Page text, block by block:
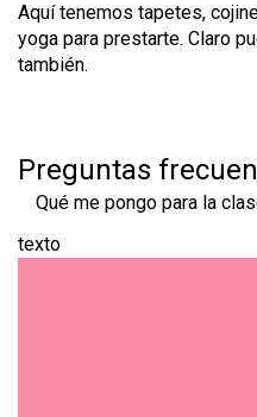
Aquí tenemos tapetes,
yoga para prestarte. Claro
también.
Preguntas
Qué me pongo para la
texto